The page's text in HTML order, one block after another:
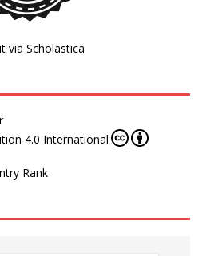
via Scholastica
4.0 International